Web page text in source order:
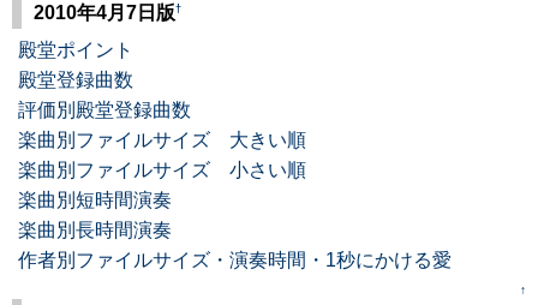
2010年4月7日版†
殿堂ポイント
殿堂登録曲数
評価別殿堂登録曲数
楽曲別ファイルサイズ 大きい順
楽曲別ファイルサイズ 小さい順
楽曲別短時間演奏
楽曲別長時間演奏
作者別ファイルサイズ・演奏時間・1秒にかける愛
↑